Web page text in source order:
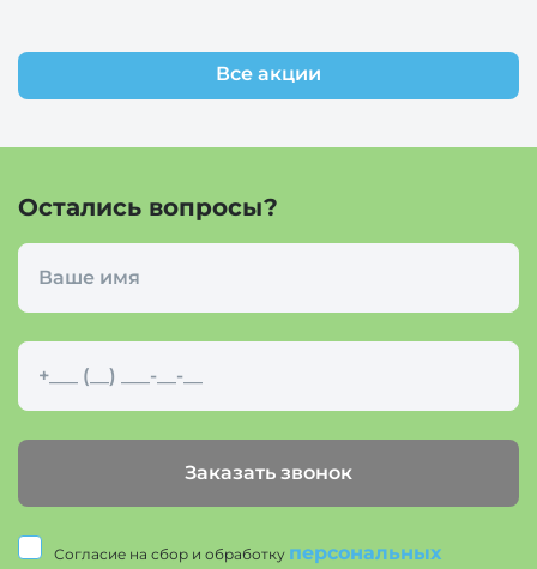
Все акции
Остались вопросы?
Заказать звонок
Согласие на сбор и обработку персональных